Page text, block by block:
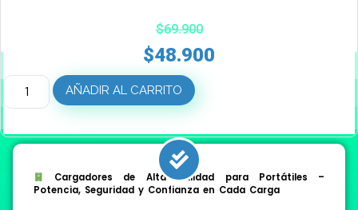
$69.900
$48.900
AÑADIR AL CARRITO
Cargadores de Alta Calidad para Portátiles –
Potencia, Seguridad y Confianza en Cada Carga